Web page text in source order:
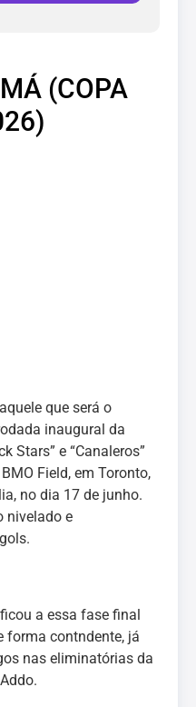
(COPA
que será o
inaugural da
Stars” e “Canaleros”
Field, em Toronto,
no dia 17 de junho.
nivelado e
a essa fase final
forma contndente, já
nas eliminatórias da